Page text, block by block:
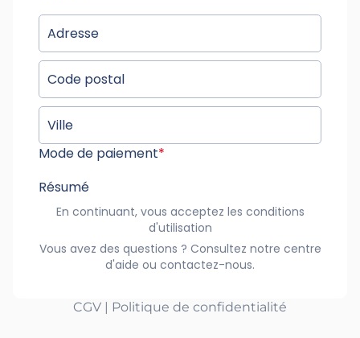
Mode de paiement*
Résumé
En continuant, vous acceptez les conditions
d'utilisation
Vous avez des questions ? Consultez notre centre
d'aide ou contactez-nous.
CGV | Politique de confidentialité